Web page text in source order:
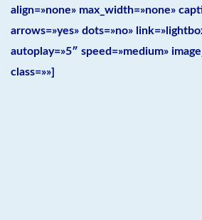
align=»none» max_width=»none»
arrows=»yes» dots=»no»
autoplay=»5″ speed=»medium»
class=»»]